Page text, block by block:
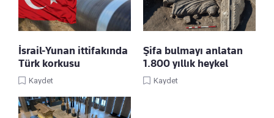
İsrail-Yunan ittifakında
Türk korkusu
Kaydet
Şifa bulmayı anlatan
1.800 yıllık heykel
Kaydet